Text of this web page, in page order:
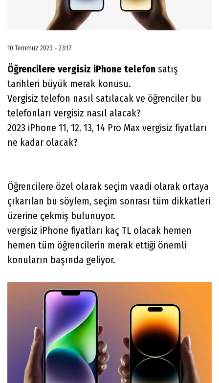
10 Temmuz 2023 - 23:17
Öğrencilere vergisiz iPhone telefon satış
tarihleri büyük merak konusu.
Vergisiz telefon nasıl satılacak ve öğrenciler bu
telefonları vergisiz nasıl alacak?
2023 iPhone 11, 12, 13, 14 Pro Max vergisiz fiyatları
ne kadar olacak?
Öğrencilere özel olarak seçim vaadi olarak ortaya
çıkarılan bu söylem, seçim sonrası tüm dikkatleri
üzerine çekmiş bulunuyor.
vergisiz iPhone fiyatları kaç TL olacak hemen
hemen tüm öğrencilerin merak ettiği önemli
konuların başında geliyor.